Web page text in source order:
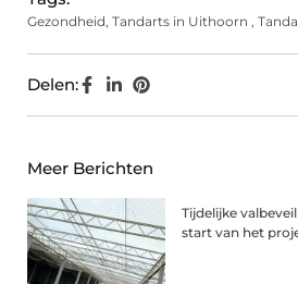
Gezondheid, Tandarts in Uithoorn ,
Delen:
Meer Berichten
Tijdelijke
start van het